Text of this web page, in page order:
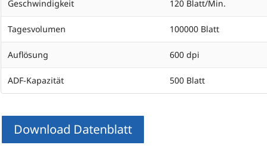
Geschwindigkeit 120 Blatt/Min.
Tagesvolumen 100000 Blatt
Auflösung 600 dpi
ADF-Kapazität 500 Blatt
Download Datenblatt